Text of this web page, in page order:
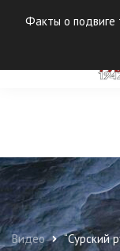
Видео “Сурский
Факты о подвиге